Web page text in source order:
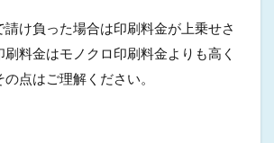
請け負った場合は印刷料金が上乗せさ
料金はモノクロ印刷料金よりも高く
点はご理解ください。